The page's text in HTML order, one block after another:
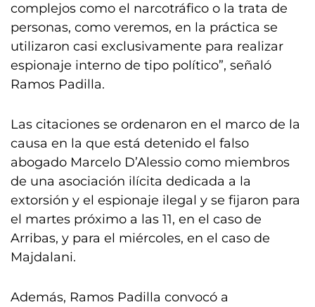
complejos como el narcotráfico o la trata de
personas, como veremos, en la práctica se
utilizaron casi exclusivamente para realizar
espionaje interno de tipo político”, señaló
Ramos Padilla.
Las citaciones se ordenaron en el marco de la
causa en la que está detenido el falso
abogado Marcelo D’Alessio como miembros
de una asociación ilícita dedicada a la
extorsión y el espionaje ilegal y se fijaron para
el martes próximo a las 11, en el caso de
Arribas, y para el miércoles, en el caso de
Majdalani.
Además, Ramos Padilla convocó a